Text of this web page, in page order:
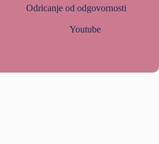
Odricanje od odgovornosti
Youtube